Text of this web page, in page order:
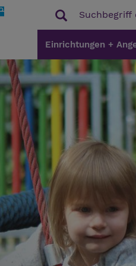
Einrichtungen +